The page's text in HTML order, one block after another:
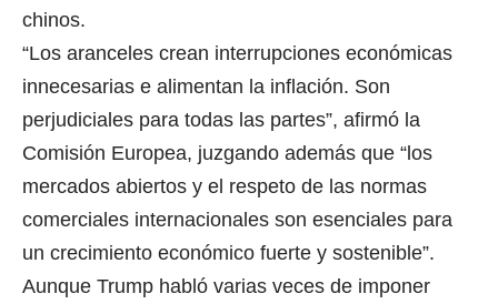
chinos.
“Los aranceles crean interrupciones económicas
innecesarias e alimentan la inflación. Son
perjudiciales para todas las partes”, afirmó la
Comisión Europea, juzgando además que “los
mercados abiertos y el respeto de las normas
comerciales internacionales son esenciales para
un crecimiento económico fuerte y sostenible”.
Aunque Trump habló varias veces de imponer